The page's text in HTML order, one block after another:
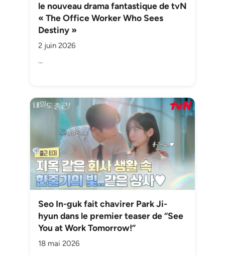
le nouveau drama fantastique de tvN
« The Office Worker Who Sees
Destiny »
2 juin 2026
…
Seo In-guk fait chavirer Park Ji-
hyun dans le premier teaser de “See
You at Work Tomorrow!”
18 mai 2026